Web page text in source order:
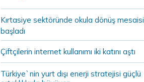
Kırtasiye sektöründe okula dönüş mesaisi
başladı
Çiftçilerin internet kullanımı iki katını aştı
Türkiye`nin yurt dışı enerji stratejisi güçlü